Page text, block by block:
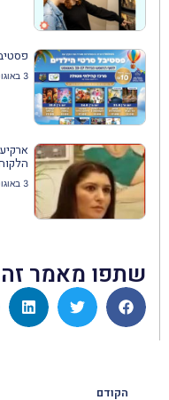
3 באוגוסט 2026
3 באוגוסט 2026
שתפו מאמר
הקודם